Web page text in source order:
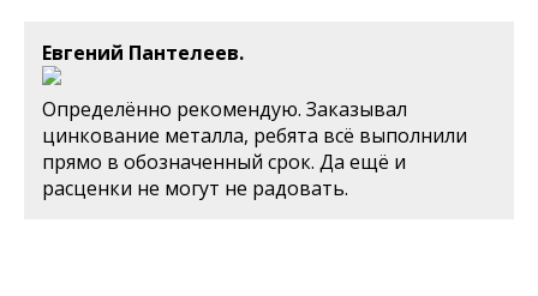
Евгений Пантелеев.
Определённо рекомендую. Заказывал
цинкование металла, ребята всё выполнили
прямо в обозначенный срок. Да ещё и
расценки не могут не радовать.